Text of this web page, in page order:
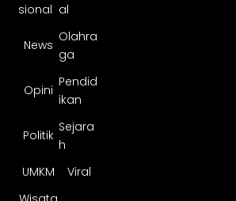
sional al
News
Olahra
ga
Opini
Pendid
ikan
Politik
Sejara
h
UMKM
Viral